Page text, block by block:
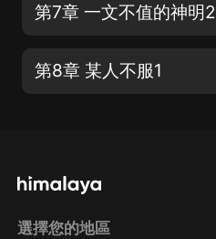
第7章 一文不值的神明2
第8章 某人不服1
選擇您的地區